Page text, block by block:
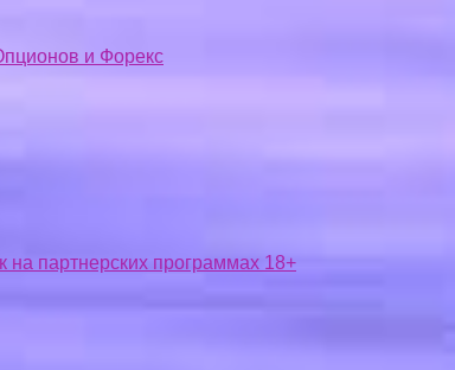
и Форекс
на партнерских программах 18+